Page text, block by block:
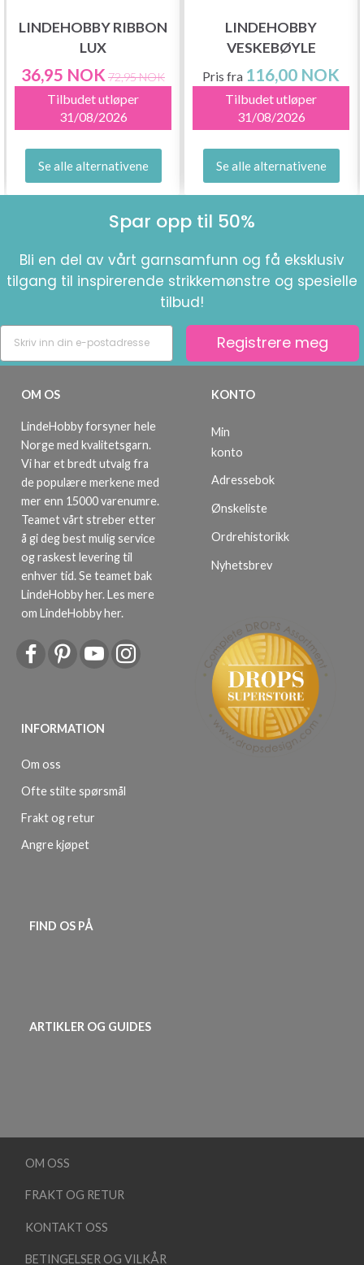
LINDEHOBBY RIBBON
LUX
36,95 NOK 72,95 NOK
Tilbudet utløper
31/08/2026
Se alle alternativene
LINDEHOBBY
VESKEBØYLE
Pris fra 116,00 NOK
Tilbudet utløper
31/08/2026
Se alle alternativene
Spar opp til 50%
Bli en del av vårt garnsamfunn og få eksklusiv
tilgang til inspirerende strikkemønstre og spesielle
tilbud!
Registrere meg
OM OS
LindeHobby forsyner hele
Norge med kvalitetsgarn.
Vi har et bredt utvalg fra
de populære merkene med
mer enn 15000 varenumre.
Teamet vårt streber etter
å gi deg best mulig service
og raskest levering til
enhver tid. Se teamet bak
LindeHobby her.Les mere
om LindeHobby her.
INFORMATION
Om oss
Ofte stilte spørsmål
Frakt og retur
Angre kjøpet
KONTO
Min
konto
Adressebok
Ønskeliste
Ordrehistorikk
Nyhetsbrev
FIND OS PÅ
ARTIKLER OG GUIDES
OM OSS
FRAKT OG RETUR
KONTAKT OSS
BETINGELSER OG VILKÅR